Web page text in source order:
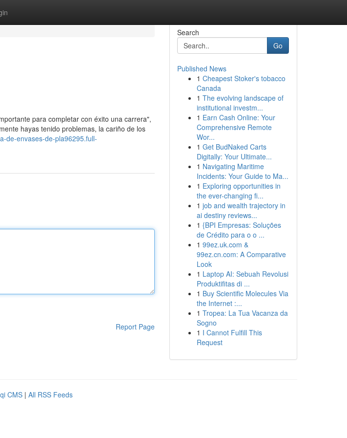
para completar con éxito una carrera",
hayas tenido problemas, la cariño de los
de-envases-de-pla96295.full-
Report Page
Search
Go
Published News
1 Cheapest Stoker's tobacco
Canada
1 The evolving landscape of
institutional investm...
1 Earn Cash Online: Your
Comprehensive Remote
Wor...
1 Get BudNaked Carts
Digitally: Your Ultimate...
1 Navigating Maritime
Incidents: Your Guide to Ma...
1 Exploring opportunities in
the ever-changing fi...
1 job and wealth trajectory in
ai destiny reviews...
1 {BPI Empresas: Soluções
de Crédito para o o ...
1 99ez.uk.com &
99ez.cn.com: A Comparative
Look
1 Laptop AI: Sebuah Revolusi
Produktifitas di ...
1 Buy Scientific Molecules Via
the Internet :...
1 Tropea: La Tua Vacanza da
Sogno
1 I Cannot Fulfill This
Request
CMS | All RSS Feeds